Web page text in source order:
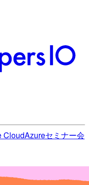
CloudAzureセミナー会